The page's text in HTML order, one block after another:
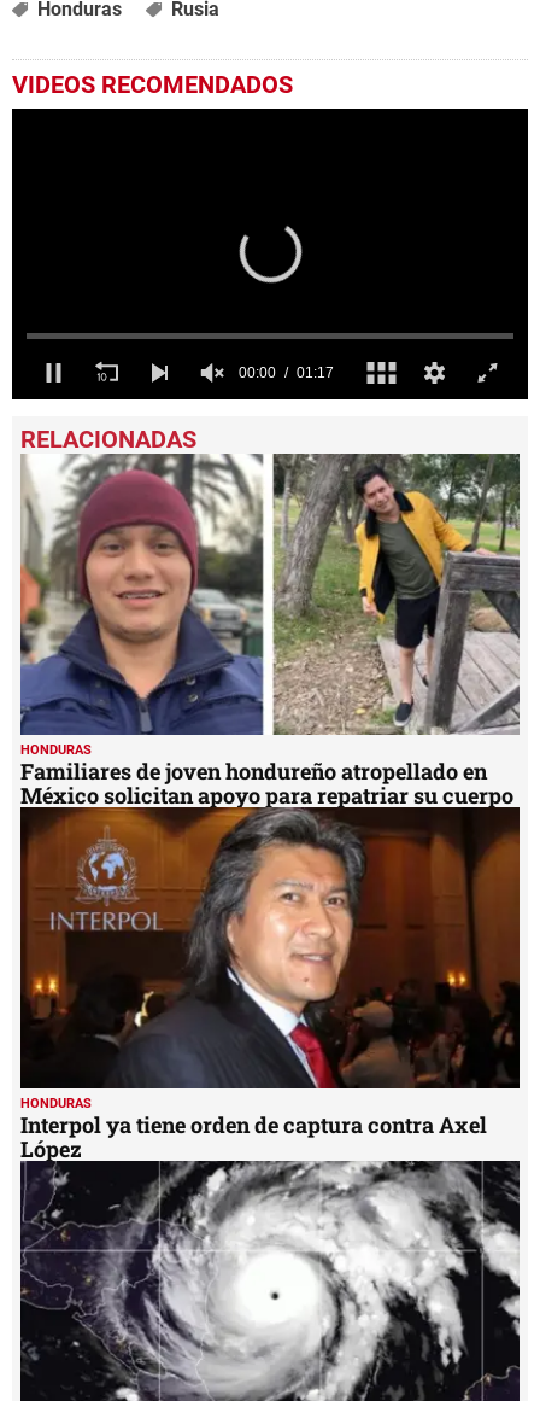
Honduras Rusia
VIDEOS RECOMENDADOS
seconds
of
minute,
17
seconds
HONDURAS
Familiares de joven hondureño atropellado en
México solicitan apoyo para repatriar su cuerpo
HONDURAS
Interpol ya tiene orden de captura contra Axel
López